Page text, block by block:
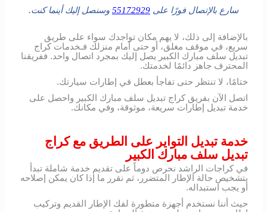
سارع بالإتصال فورًا على 55172929 وسنصل إليك أينما كنت.
بالإضافة إلى ذلك، لا يهم مكان تواجدك سواء على طريق
سريع، في موقف مغلق، أو حتى أمام منزلك فـخدمات كراج
تبديل سلف مبارك الكبير يصل إليك بمجرد اتصال واحد. ففريقنا
المحترف جاهز دائمًا لخدمتك.
ختامًا، لا تنتظر حتى تفاجأ بعطل في إطارات سيارتك.
اتصل الآن بفريق كراج تبديل سلف مبارك الكبير واحصل على
خدمة تبديل إطارات سريعة، موثوقة، وفي مكانك.
خدمة تبديل التواير على الطريق مع كراج
تبديل سلف مبارك الكبير
في كراجات الراشد نحرص دوماً على تقديم خدمة شاملة تبدأ
بتشخيص حالة الإطار المتضرر، ثم نقرر ما إذا كان يمكن إصلاحه
أو يجب استبداله.
حيث أننا نستخدم أجهزة متطورة لفك الإطار القديم وتركيب